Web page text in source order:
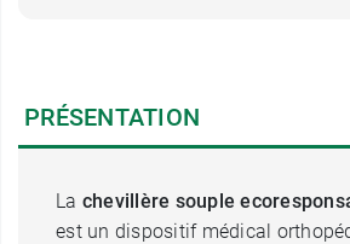
PRÉSENTATION
La chevillère souple
est un dispositif médical